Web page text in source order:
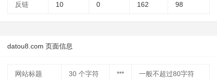
反链 10 0 162 98
datou8.com 页面信息
网站标题 30 个字符 *** 一般不超过80字符